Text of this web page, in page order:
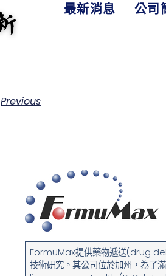
最新消息 公司
Previous
FormuMax提供藥物遞送(drug
技術研究。其公司位於加州，為了